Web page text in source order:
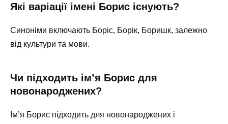
Які варіації імені Борис існують?
Синоніми включають Боріс, Борік, Боришк, залежно
від культури та мови.
Чи підходить ім’я Борис для
новонароджених?
Ім’я Борис підходить для новонароджених і